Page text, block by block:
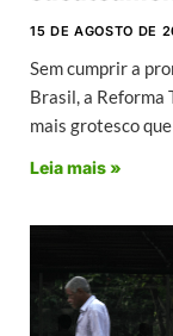
15 DE AGOSTO DE
Sem cumprir a
Brasil, a Reforma
mais grotesco
Leia mais »